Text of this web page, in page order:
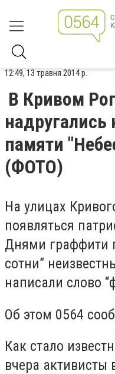
12:49, 13 травня 2014 р.
В Кривом
памяти
(ФОТО)
На улицах
появляться
Днями граффити
сотни”
написали слово
Об этом 0564
Как стало
вчера активисты